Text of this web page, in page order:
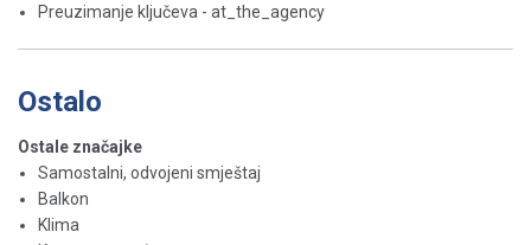
Preuzimanje ključeva - at_the_agency
Ostalo
Ostale značajke
Samostalni, odvojeni smještaj
Balkon
Klima